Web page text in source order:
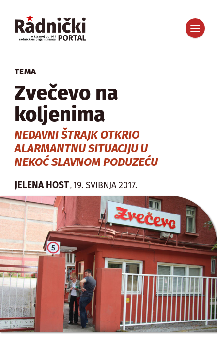
TEMA
Zvečevo na
koljenima
NEDAVNI ŠTRAJK OTKRIO
ALARMANTNU SITUACIJU U
NEKOĆ SLAVNOM PODUZEĆU
JELENA HOST , 19. SVIBNJA 2017.